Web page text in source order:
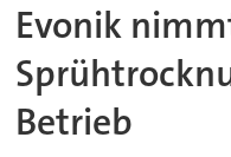
Evonik
Betrieb